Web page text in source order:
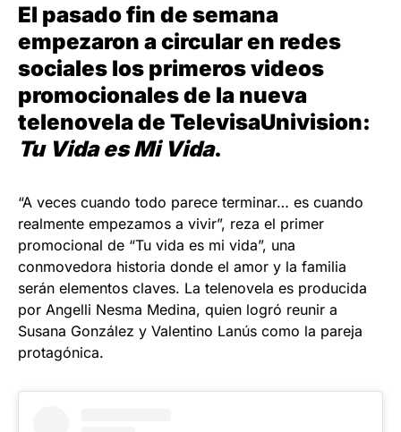
El pasado fin de semana
empezaron a circular en redes
sociales los primeros videos
promocionales de la nueva
telenovela de TelevisaUnivision:
Tu Vida es Mi Vida.
“A veces cuando todo parece terminar… es cuando
realmente empezamos a vivir”, reza el primer
promocional de “Tu vida es mi vida”, una
conmovedora historia donde el amor y la familia
serán elementos claves. La telenovela es producida
por Angelli Nesma Medina, quien logró reunir a
Susana González y Valentino Lanús como la pareja
protagónica.